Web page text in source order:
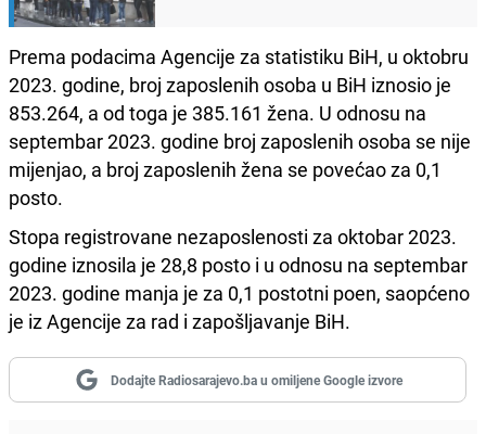
Prema podacima Agencije za statistiku BiH, u oktobru
2023. godine, broj zaposlenih osoba u BiH iznosio je
853.264, a od toga je 385.161 žena. U odnosu na
septembar 2023. godine broj zaposlenih osoba se nije
mijenjao, a broj zaposlenih žena se povećao za 0,1
posto.
Stopa registrovane nezaposlenosti za oktobar 2023.
godine iznosila je 28,8 posto i u odnosu na septembar
2023. godine manja je za 0,1 postotni poen, saopćeno
je iz Agencije za rad i zapošljavanje BiH.
Dodajte Radiosarajevo.ba u omiljene Google izvore